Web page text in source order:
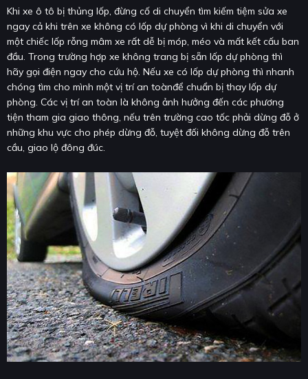
Khi xe ô tô bị thủng lốp, đừng cố di chuyển tìm kiếm tiệm sửa xe
ngay cả khi trên xe không có lốp dự phòng vì khi di chuyển với
một chiếc lốp rỗng mâm xe rất dễ bị móp, méo và mất kết cấu ban
đầu. Trong trường hợp xe không trang bị sẵn lốp dự phòng thì
hãy gọi điện ngay cho cứu hộ. Nếu xe có lốp dự phòng thì nhanh
chóng tìm cho mình một vị trí an toànđể chuẩn bị thay lốp dự
phòng. Các vị trí an toàn là không ảnh hưởng đến các phương
tiện tham gia giao thông, nếu trên trường cao tốc phải dừng đỗ ở
những khu vực cho phép dừng đỗ, tuyệt đối không dừng đỗ trên
cầu, giao lộ đông đúc.